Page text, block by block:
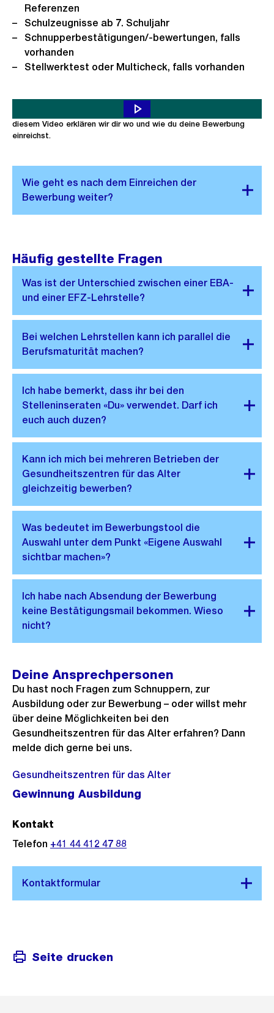
Referenzen
Schulzeugnisse ab 7. Schuljahr
Schnupperbestätigungen/-bewertungen, falls
vorhanden
Stellwerktest oder Multicheck, falls vorhanden
Du möchtest dich auf eine Lehrstelle bei uns bewerben? Toll! In
diesem Video erklären wir dir wo und wie du deine Bewerbung
einreichst.
Häufig gestellte Fragen
Deine Ansprechpersonen
Du hast noch Fragen zum Schnuppern, zur
Ausbildung oder zur Bewerbung – oder willst mehr
über deine Möglichkeiten bei den
Gesundheitszentren für das Alter erfahren? Dann
melde dich gerne bei uns.
Gesundheitszentren für das Alter
Gewinnung Ausbildung
Kontakt
Telefon +41 44 412 47 88
Seite drucken